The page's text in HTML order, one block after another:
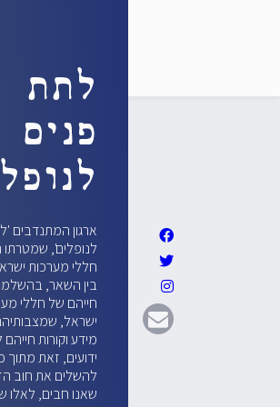
לתת
פנים
ארגון המתנדבים
לנופלים',
חללי מערכות
בין השאר,
חייהם של חללי
ישראל,
מידע וקורות
ידועים, זאת מתוך
להשלים את חוב
שאנו חבים, לאלו